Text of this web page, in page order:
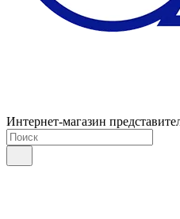
Интернет-магазин